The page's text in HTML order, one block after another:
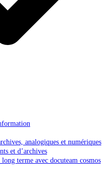
analogiques et numériques
et d’archives
terme avec docuteam cosmos